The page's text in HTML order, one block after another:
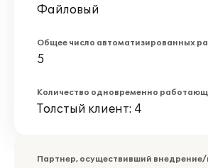
Файловый
Общее число автоматизированных
5
Количество одновременно
Толстый клиент: 4
Партнер, осуществивший внедрение/